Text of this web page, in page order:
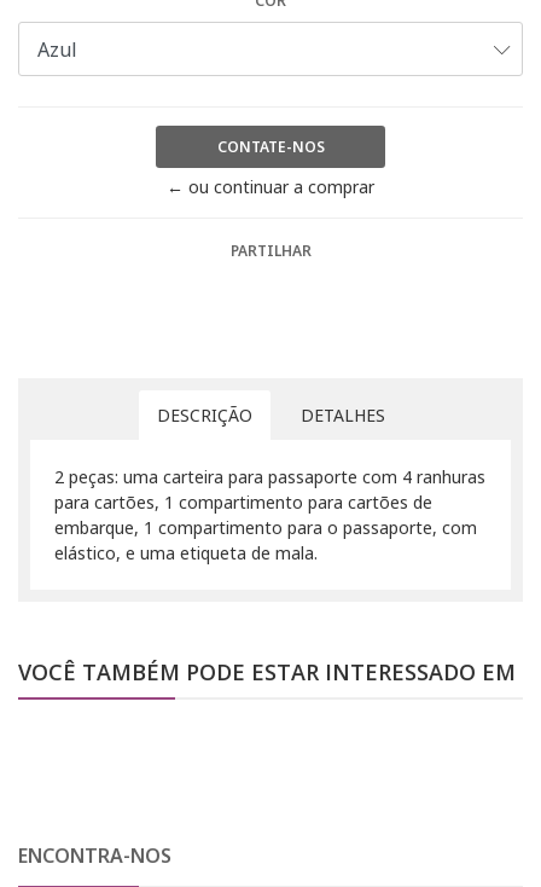
CONTATE-NOS
← ou continuar a comprar
PARTILHAR
DESCRIÇÃO DETALHES
2 peças: uma carteira para passaporte com 4 ranhuras
para cartões, 1 compartimento para cartões de
embarque, 1 compartimento para o passaporte, com
elástico, e uma etiqueta de mala.
VOCÊ TAMBÉM PODE ESTAR INTERESSADO EM
ENCONTRA-NOS